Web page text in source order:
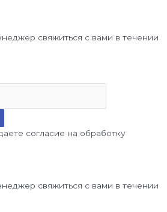
свяжиться с вами в течении
согласие на обработку
свяжиться с вами в течении